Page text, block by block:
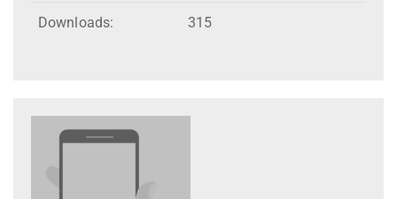
Downloads: 315